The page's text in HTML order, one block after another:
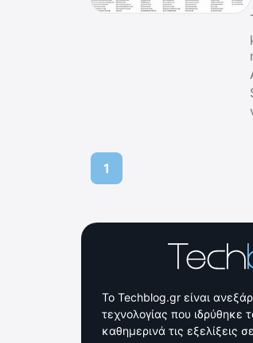
1
Το Techblog.gr είναι
τεχνολογίας που ιδρύθηκε
καθημερινά τις εξελίξεις